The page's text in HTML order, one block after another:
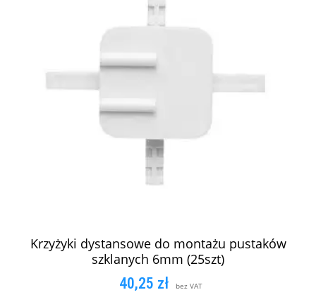
Krzyżyki dystansowe do montażu pustaków
szklanych 6mm (25szt)
40,25 zł bez VAT